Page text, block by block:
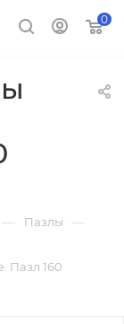
0
— Пазлы —
Пазл 160